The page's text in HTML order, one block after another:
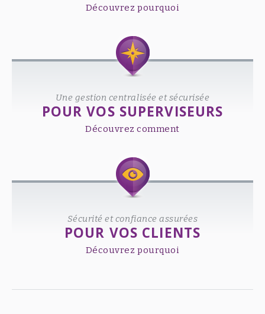
Découvrez pourquoi
Une gestion centralisée et sécurisée
POUR VOS SUPERVISEURS
Découvrez comment
Sécurité et confiance assurées
POUR VOS CLIENTS
Découvrez pourquoi